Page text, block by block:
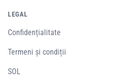
LEGAL
Confidențialitate
Termeni și condiții
SOL